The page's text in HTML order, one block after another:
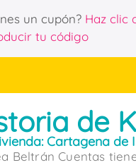
un cupón? Haz clic
tu código
de
Cartagena de
Beltrán Cuentas